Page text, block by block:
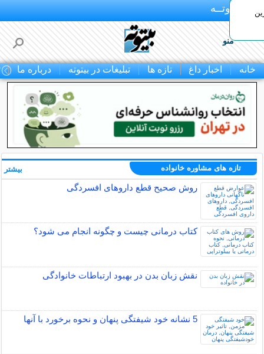
بـیتوتــه
منو
خانه اخبار داغ تازه ها تبلیغات در بیتوته درباره ما
تازه های مشاوره خانواده
روش صحیح قطع داروهای افسردگی
کتاب درمانی چیست و چگونه انجام می شود؟
نقش زبان بدن در بهبود ارتباطات خانوادگی
5 نشانه خود شیفتگی پنهان و نحوه برخورد با آنها
بیشتر